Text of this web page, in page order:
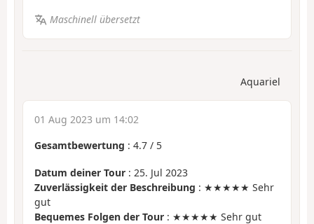
Maschinell übersetzt
Aquariel
01 Aug 2023 um 14:02
Gesamtbewertung : 4.7 / 5
Datum deiner Tour : 25. Jul 2023
Zuverlässigkeit der Beschreibung : ★★★★★ Sehr
gut
Bequemes Folgen der Tour : ★★★★★ Sehr gut